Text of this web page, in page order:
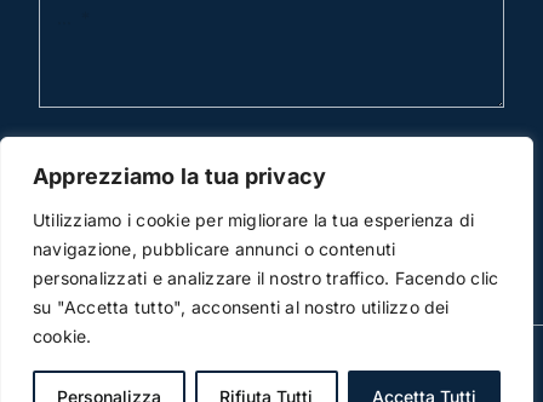
Apprezziamo la tua privacy
Utilizziamo i cookie per migliorare la tua esperienza di
navigazione, pubblicare annunci o contenuti
personalizzati e analizzare il nostro traffico. Facendo clic
su "Accetta tutto", acconsenti al nostro utilizzo dei
cookie.
Personalizza Rifiuta Tutti Accetta Tutti
invia mail
© Copyright 2012 -2017 | Studio Legale Scicchitano | All
Rights Reserved | Powered by
3DWorks